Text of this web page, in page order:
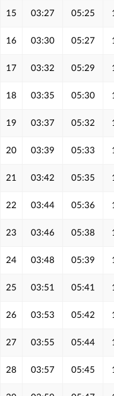
15 03:27 05:25
16 03:30 05:27
17 03:32 05:29
18 03:35 05:30
19 03:37 05:32
20 03:39 05:33
21 03:42 05:35
22 03:44 05:36
23 03:46 05:38
24 03:48 05:39
25 03:51 05:41
26 03:53 05:42
27 03:55 05:44
28 03:57 05:45